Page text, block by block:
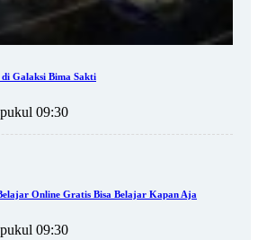
Galaksi Bima Sakti
09:30
Online Gratis Bisa Belajar Kapan Aja
09:30